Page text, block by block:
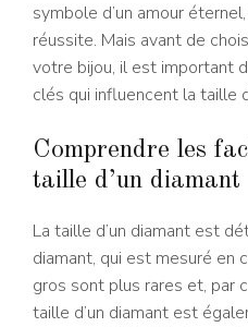
symbole d’un amour
réussite. Mais avant de
votre bijou, il est important
clés qui influencent la taille
Comprendre les
taille d’un diamant
La taille d’un diamant est
diamant, qui est mesuré en
gros sont plus rares et, par
taille d’un diamant est